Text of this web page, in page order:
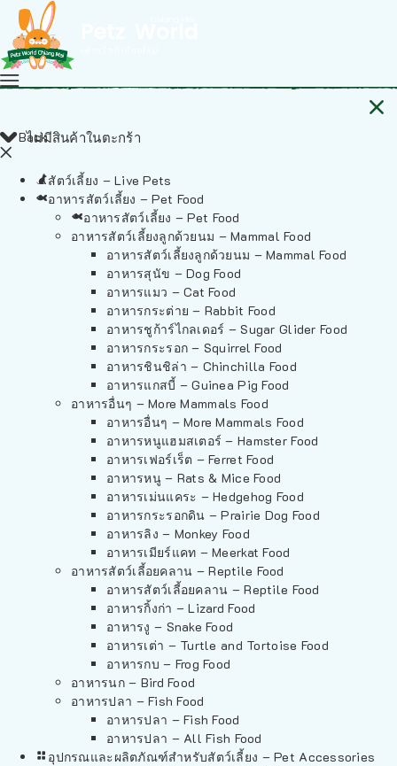
ไม่มีสินค้าในตะกร้า
Back
สัตว์เลี้ยง – Live Pets
อาหารสัตว์เลี้ยง – Pet Food
อาหารสัตว์เลี้ยง – Pet Food
อาหารสัตว์เลี้ยงลูกด้วยนม – Mammal Food
อาหารสัตว์เลี้ยงลูกด้วยนม – Mammal Food
อาหารสุนัข – Dog Food
อาหารแมว – Cat Food
อาหารกระต่าย – Rabbit Food
อาหารชูก้าร์ไกลเดอร์ – Sugar Glider Food
อาหารกระรอก – Squirrel Food
อาหารชินชิล่า – Chinchilla Food
อาหารแกสบี้ – Guinea Pig Food
อาหารอื่นๆ – More Mammals Food
อาหารอื่นๆ – More Mammals Food
อาหารหนูแฮมสเตอร์ – Hamster Food
อาหารเฟอร์เร็ต – Ferret Food
อาหารหนู – Rats & Mice Food
อาหารเม่นแคระ – Hedgehog Food
อาหารกระรอกดิน – Prairie Dog Food
อาหารลิง – Monkey Food
อาหารเมียร์แคท – Meerkat Food
อาหารสัตว์เลี้อยคลาน – Reptile Food
อาหารสัตว์เลี้อยคลาน – Reptile Food
อาหารกิ้งก่า – Lizard Food
อาหารงู – Snake Food
อาหารเต่า – Turtle and Tortoise Food
อาหารกบ – Frog Food
อาหารนก – Bird Food
อาหารปลา – Fish Food
อาหารปลา – Fish Food
อาหารปลา – All Fish Food
อุปกรณและผลิตภัณฑ์สำหรับสัตว์เลี้ยง – Pet Accessories